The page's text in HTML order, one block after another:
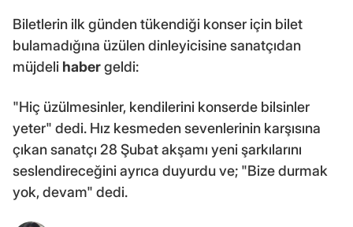
Biletlerin ilk günden tükendiği konser için bilet
bulamadığına üzülen dinleyicisine sanatçıdan
müjdeli habergeldi:
"Hiç üzülmesinler, kendilerini konserde bilsinler
yeter" dedi. Hız kesmeden sevenlerinin karşısına
çıkan sanatçı 28 Şubat akşamı yeni şarkılarını
seslendireceğini ayrıca duyurdu ve; "Bize durmak
yok, devam" dedi.